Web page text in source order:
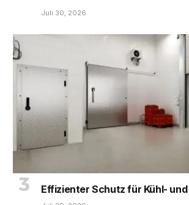
Juli 30, 2026
Effizienter Schutz für Kühl-